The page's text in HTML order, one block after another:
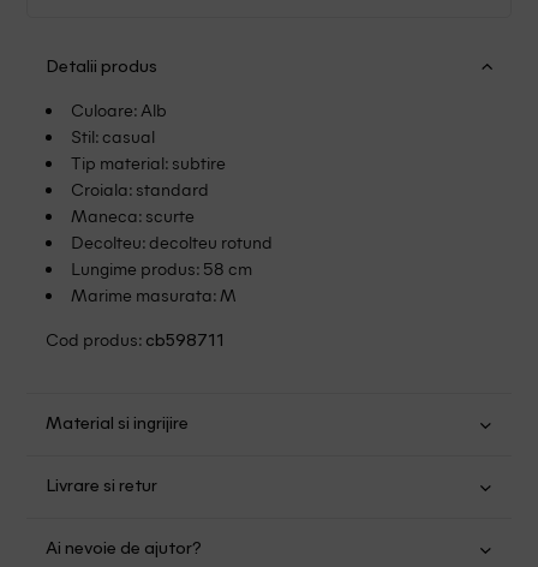
Detalii produs
Culoare: Alb
Stil: casual
Tip material: subtire
Croiala: standard
Maneca: scurte
Decolteu: decolteu rotund
Lungime produs: 58 cm
Marime masurata: M
Cod produs: cb598711
Material si ingrijire
Nu folositi inalbitor
Livrare si retur
mare de 149.00 lei.
Ai nevoie de ajutor?